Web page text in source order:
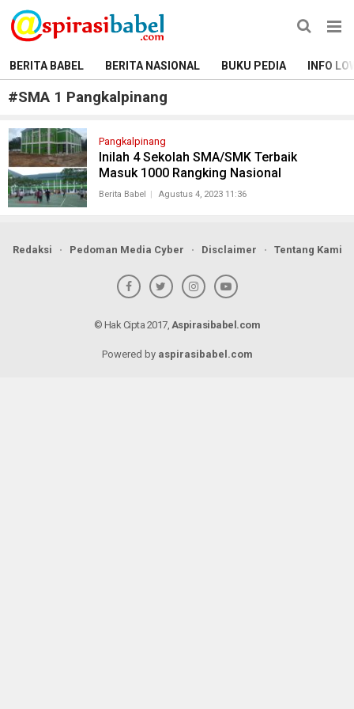
BERITA BABEL BERITA NASIONAL BUKU PEDIA INFO
#SMA 1 Pangkalpinang
Pangkalpinang
Inilah 4 Sekolah SMA/SMK Terbaik
Masuk 1000 Rangking Nasional
Berita Babel Agustus 4, 2023 11:36
Redaksi Pedoman Media Cyber Disclaimer Tentang Kami
© Hak Cipta 2017, Aspirasibabel.com
Powered by aspirasibabel.com